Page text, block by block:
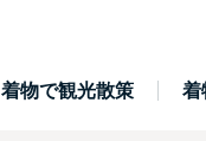
着物で観光散策 着